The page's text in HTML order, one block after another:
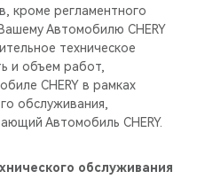
кроме регламентного
Автомобилю CHERY
техническое
и объем работ,
CHERY в рамках
обслуживания,
Автомобиль CHERY.
обслуживания